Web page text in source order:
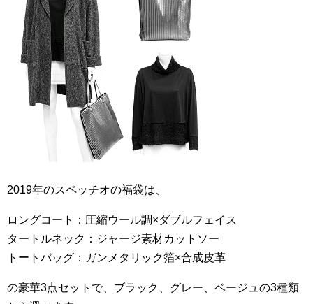
2019年のスペッチオの福袋は、
ロングコート：圧縮ウール調×ダブルフェイス
タートルネック：ジャージ素材カットソー
トートバッグ：ガンメタリック箔×合成皮革
の豪華3点セットで、ブラック、グレー、ベージュの3種類